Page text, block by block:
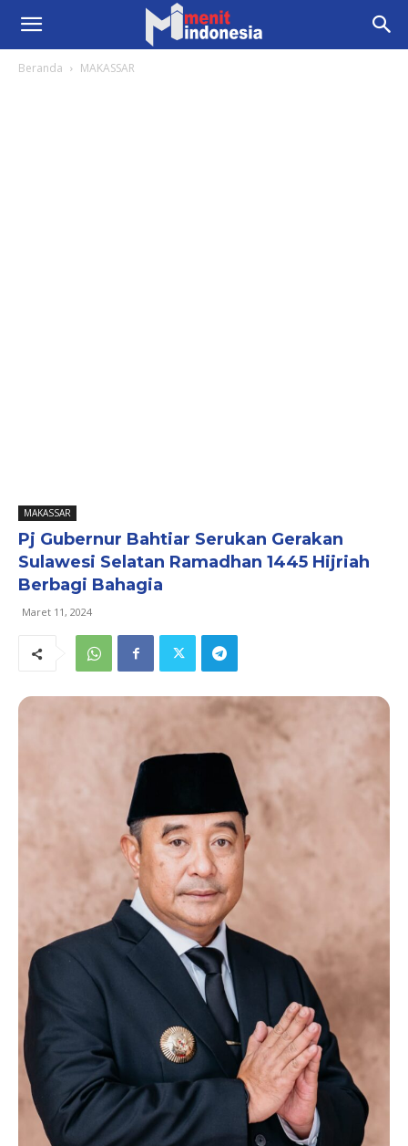
Beranda MAKASSAR
MAKASSAR
Pj Gubernur Bahtiar Serukan Gerakan
Sulawesi Selatan Ramadhan 1445 Hijriah
Berbagi Bahagia
Maret 11, 2024